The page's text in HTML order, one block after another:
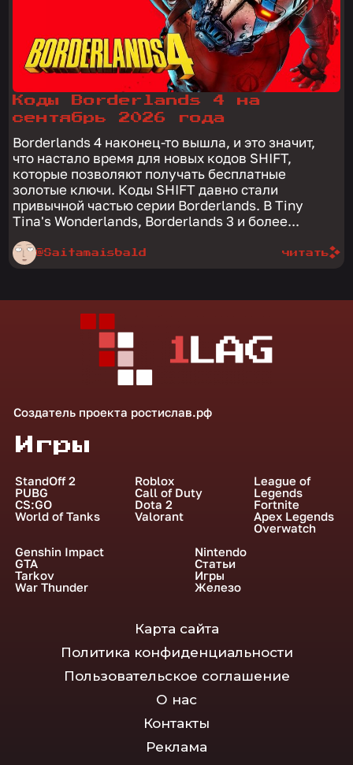
Коды Borderlands 4 на
сентябрь 2026 года
Borderlands 4 наконец-то вышла, и это значит,
что настало время для новых кодов SHIFT,
которые позволяют получать бесплатные
золотые ключи. Коды SHIFT давно стали
привычной частью серии Borderlands. В Tiny
Tina's Wonderlands, Borderlands 3 и более...
@Saitamaisbald читать
Создатель проекта ростислав.рф
Игры
StandOff 2
PUBG
CS:GO
World of Tanks
Roblox
Call of Duty
Dota 2
Valorant
League of
Legends
Fortnite
Apex Legends
Overwatch
Genshin Impact
GTA
Tarkov
War Thunder
Nintendo
Статьи
Игры
Железо
Карта сайта
Политика конфиденциальности
Пользовательское соглашение
О нас
Контакты
Реклама